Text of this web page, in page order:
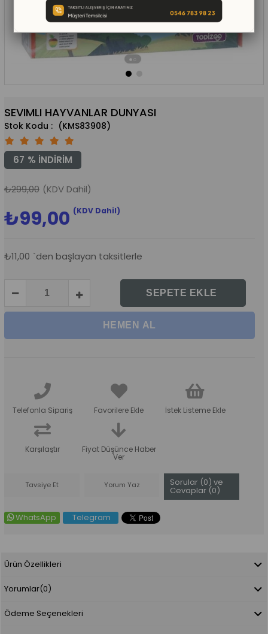
SEVIMLI HAYVANLAR DUNYASI
(KMS83908)
%
67 İNDIRIM
₺299,00 (KDV Dahil)
₺99,00 (KDV Dahil)
₺11,00 `den başlayan taksitlerle
Telefonla Sipariş Favorilere Ekle İstek Listeme Ekle
Karşılaştır Fiyat Düşünce Haber
Ver
Tavsiye Et Yorum Yaz Sorular (0) ve
Cevaplar (0)
WhatsApp Telegram
Ürün Özellikleri
Yorumlar(0)
Ödeme Seçenekleri